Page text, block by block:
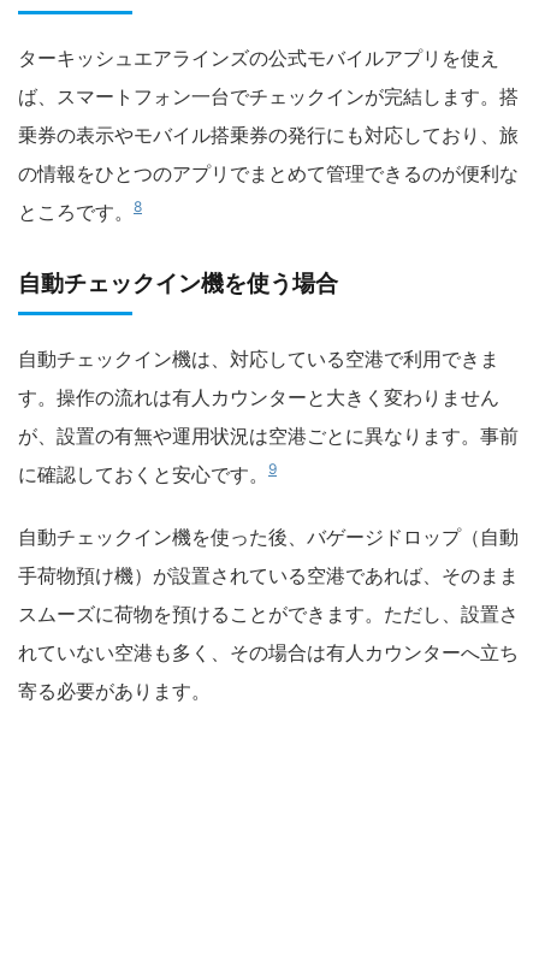
ターキッシュエアラインズの公式モバイルアプリを使え
ば、スマートフォン一台でチェックインが完結します。搭
乗券の表示やモバイル搭乗券の発行にも対応しており、旅
の情報をひとつのアプリでまとめて管理できるのが便利な
ところです。
8
自動チェックイン機を使う場合
自動チェックイン機は、対応している空港で利用できま
す。操作の流れは有人カウンターと大きく変わりません
が、設置の有無や運用状況は空港ごとに異なります。事前
に確認しておくと安心です。
9
自動チェックイン機を使った後、バゲージドロップ（自動
手荷物預け機）が設置されている空港であれば、そのまま
スムーズに荷物を預けることができます。ただし、設置さ
れていない空港も多く、その場合は有人カウンターへ立ち
寄る必要があります。